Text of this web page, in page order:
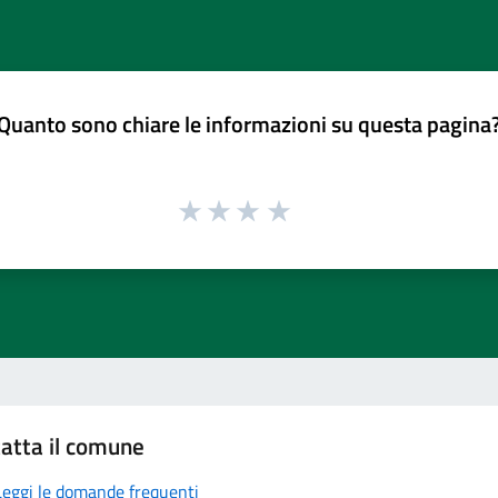
sono chiare le informazioni su questa
il comune
le domande frequenti